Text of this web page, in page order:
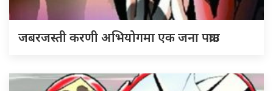
जबरजस्ती करणी अभियोगमा एक जना पक्राउ